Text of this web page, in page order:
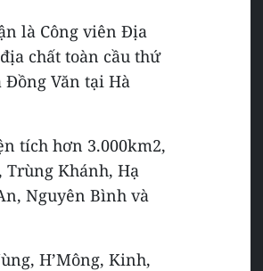
là Công viên Địa
chất toàn cầu thứ
Đồng Văn tại Hà
tích hơn 3.000km2,
Trùng Khánh, Hạ
Nguyên Bình và
H’Mông, Kinh,